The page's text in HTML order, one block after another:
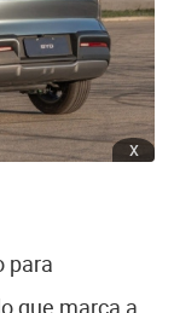
x
para
que marca a